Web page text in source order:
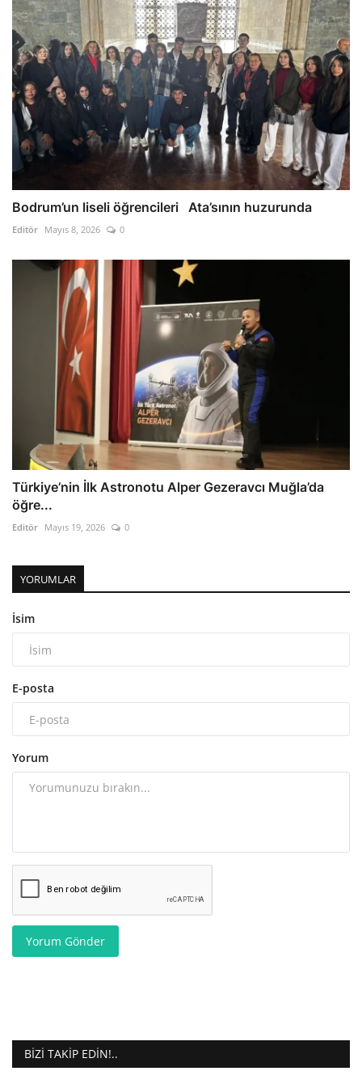
Bodrum’un liseli öğrencileri Ata’sının huzurunda
Editör Mayıs 8, 2026 0
Türkiye’nin İlk Astronotu Alper Gezeravcı Muğla’da
öğre...
Editör Mayıs 19, 2026 0
YORUMLAR
İsim
E-posta
Yorum
Yorum Gönder
BIZI TAKIP EDIN!..